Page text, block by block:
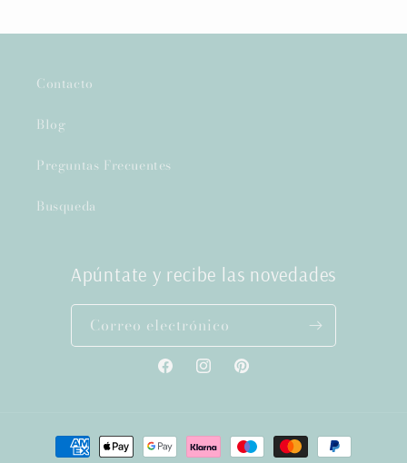
Contacto
Blog
Preguntas Frecuentes
Busqueda
Apúntate y recibe las novedades
Correo electrónico
FacebookInstagramPinterest
Formas